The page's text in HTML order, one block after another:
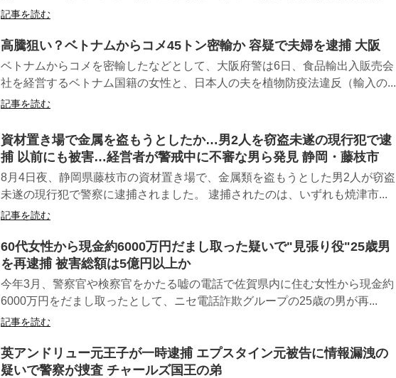
記事を読む
高騰狙い？ベトナムからコメ45トン密輸か 容疑で夫婦を逮捕 大阪
ベトナムからコメを密輸したなどとして、大阪府警は6日、食品輸出入販売会
社を経営するベトナム国籍の女性と、日本人の夫を植物防疫法違反（輸入の...
記事を読む
資材置き場で金属を盗もうとしたか…男2人を窃盗未遂の現行犯で逮
捕 以前にも被害…経営者が警戒中に不審な男ら発見 静岡・藤枝市
8月4日夜、静岡県藤枝市の資材置き場で、金属類を盗もうとした男2人が窃盗
未遂の現行犯で警察に逮捕されました。 逮捕されたのは、いずれも焼津市...
記事を読む
60代女性から現金約6000万円だまし取った疑いで"見張り役"25歳男
を再逮捕 被害総額は5億円以上か
今年3月、警察官や検察官をかたる嘘の電話で佐賀県内に住む女性から現金約
6000万円をだまし取ったとして、ニセ電話詐欺グループの25歳の男が再...
記事を読む
英アンドリュー元王子が一時逮捕 エプスタイン元被告に情報漏洩の
疑いで警察が捜査 チャールズ国王の弟